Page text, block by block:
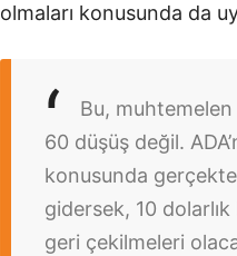
olmaları konusunda da
Bu, muhtemelen
60 düşüş değil.
konusunda
gidersek, 10
geri çekilmeleri